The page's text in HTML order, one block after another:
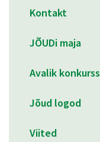
Kontakt
JÕUDi maja
Avalik konkurss
Jõud logod
Viited